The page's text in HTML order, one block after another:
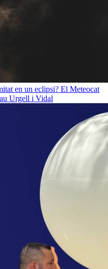
en un eclipsi? El Meteocat
Urgell i Vidal